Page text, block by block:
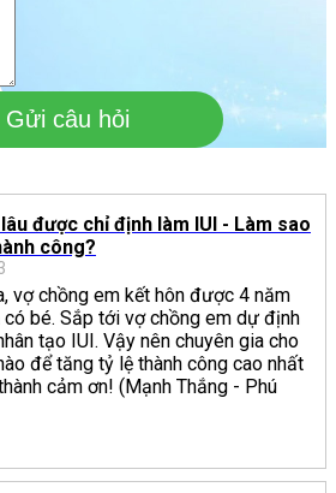
Gửi câu hỏi
được chỉ định làm IUI - Làm sao
công?
vợ chồng em kết hôn được 4 năm
có bé. Sắp tới vợ chồng em dự định
tạo IUI. Vậy nên chuyên gia cho
để tăng tỷ lệ thành công cao nhất
cảm ơn! (Mạnh Thắng - Phú